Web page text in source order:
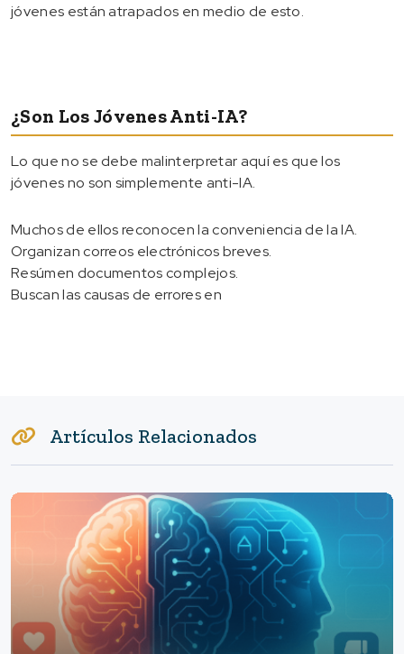
jóvenes están atrapados en medio de esto.
¿Son Los Jóvenes Anti-IA?
Lo que no se debe malinterpretar aquí es que los
jóvenes no son simplemente anti-IA.
Muchos de ellos reconocen la conveniencia de la IA.
Organizan correos electrónicos breves.
Resúmen documentos complejos.
Buscan las causas de errores en
Artículos Relacionados